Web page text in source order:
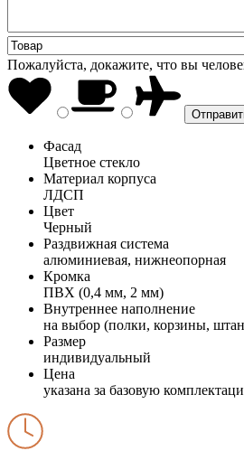
Пожалуйста, докажите, что вы
Фасад
Цветное стекло
Материал корпуса
ЛДСП
Цвет
Черный
Раздвижная система
алюминиевая, нижнеопорная
Кромка
ПВХ (0,4 мм, 2 мм)
Внутреннее наполнение
на выбор (полки, корзины,
Размер
индивидуальный
Цена
указана за базовую